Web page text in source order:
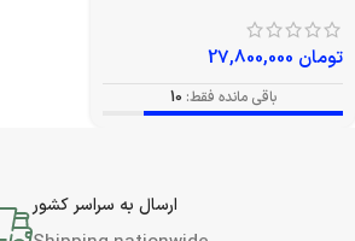
تومان
باقی مانده فقط: 10
ارسال به سراسر کشور